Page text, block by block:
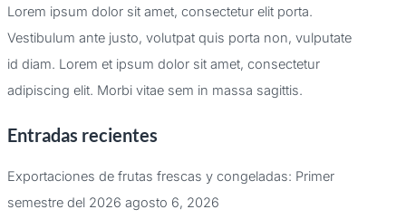
Lorem ipsum dolor sit amet, consectetur elit porta.
Vestibulum ante justo, volutpat quis porta non, vulputate
id diam. Lorem et ipsum dolor sit amet, consectetur
adipiscing elit. Morbi vitae sem in massa sagittis.
Entradas recientes
Exportaciones de frutas frescas y congeladas: Primer
semestre del 2026 agosto 6, 2026